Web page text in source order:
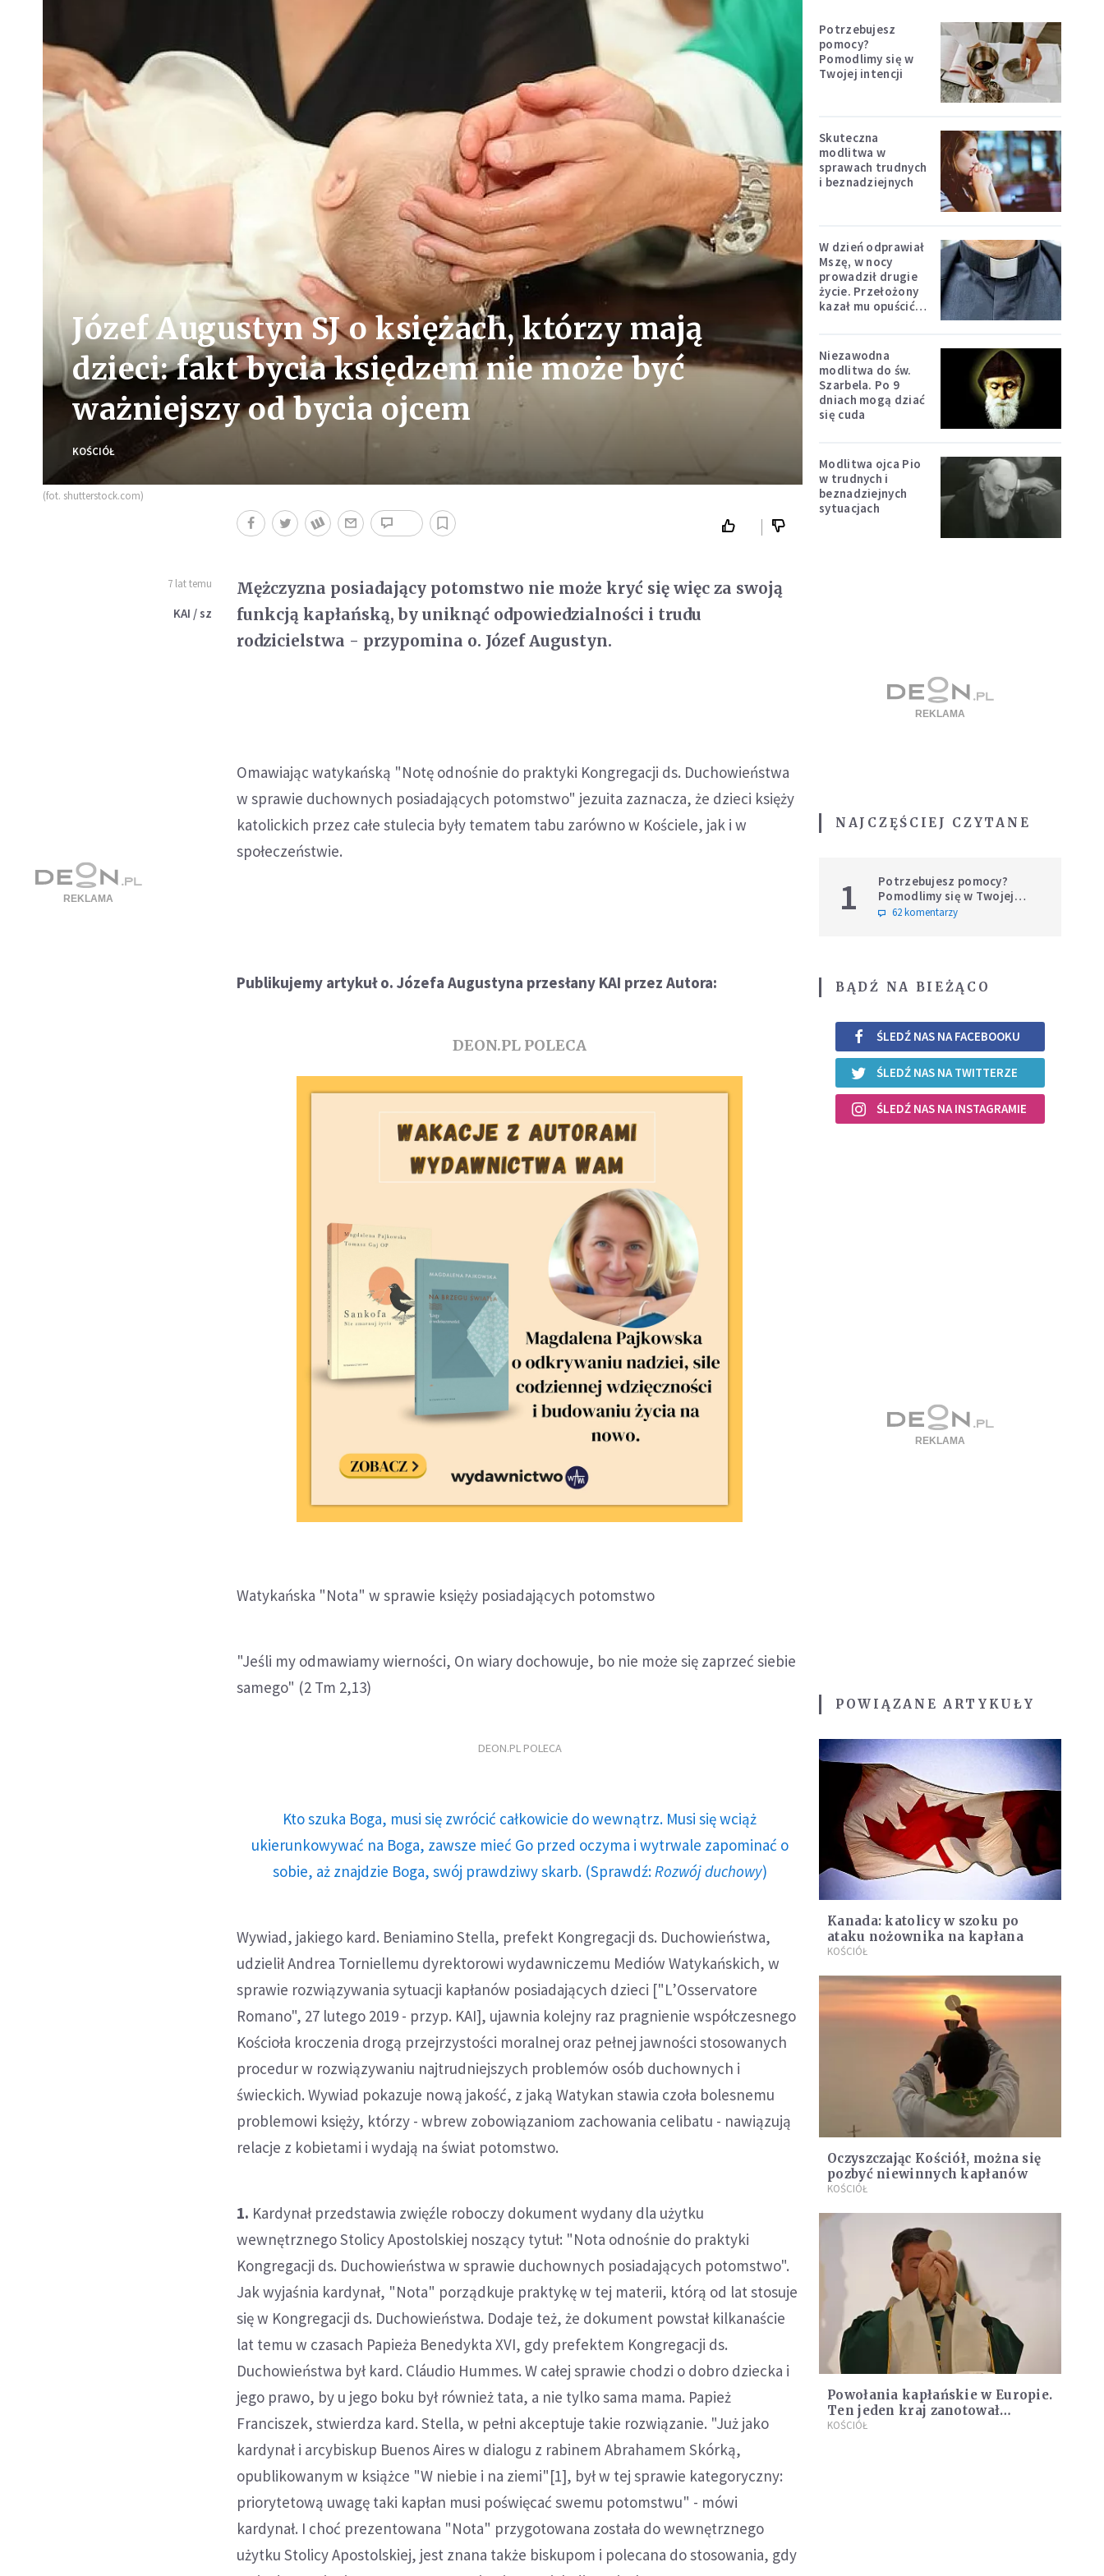
Józef Augustyn SJ o księżach, którzy mają
dzieci: fakt bycia księdzem nie może być
ważniejszy od bycia ojcem
KOŚCIÓŁ
(fot. shutterstock.com)
7 lat temu
KAI / sz
Mężczyzna posiadający potomstwo nie może kryć się więc za swoją
funkcją kapłańską, by uniknąć odpowiedzialności i trudu
rodzicielstwa - przypomina o. Józef Augustyn.
Omawiając watykańską "Notę odnośnie do praktyki Kongregacji ds. Duchowieństwa
w sprawie duchownych posiadających potomstwo" jezuita zaznacza, że dzieci księży
katolickich przez całe stulecia były tematem tabu zarówno w Kościele, jak i w
społeczeństwie.
Publikujemy artykuł o. Józefa Augustyna przesłany KAI przez Autora:
DEON.PL POLECA
Watykańska "Nota" w sprawie księży posiadających potomstwo
"Jeśli my odmawiamy wierności, On wiary dochowuje, bo nie może się zaprzeć siebie
samego" (2 Tm 2,13)
DEON.PL POLECA
Kto szuka Boga, musi się zwrócić całkowicie do wewnątrz. Musi się wciąż
ukierunkowywać na Boga, zawsze mieć Go przed oczyma i wytrwale zapominać o
sobie, aż znajdzie Boga, swój prawdziwy skarb. (Sprawdź: Rozwój duchowy)
Wywiad, jakiego kard. Beniamino Stella, prefekt Kongregacji ds. Duchowieństwa,
udzielił Andrea Torniellemu dyrektorowi wydawniczemu Mediów Watykańskich, w
sprawie rozwiązywania sytuacji kapłanów posiadających dzieci ["L’Osservatore
Romano", 27 lutego 2019 - przyp. KAI], ujawnia kolejny raz pragnienie współczesnego
Kościoła kroczenia drogą przejrzystości moralnej oraz pełnej jawności stosowanych
procedur w rozwiązywaniu najtrudniejszych problemów osób duchownych i
świeckich. Wywiad pokazuje nową jakość, z jaką Watykan stawia czoła bolesnemu
problemowi księży, którzy - wbrew zobowiązaniom zachowania celibatu - nawiązują
relacje z kobietami i wydają na świat potomstwo.
1. Kardynał przedstawia zwięźle roboczy dokument wydany dla użytku
wewnętrznego Stolicy Apostolskiej noszący tytuł: "Nota odnośnie do praktyki
Kongregacji ds. Duchowieństwa w sprawie duchownych posiadających potomstwo".
Jak wyjaśnia kardynał, "Nota" porządkuje praktykę w tej materii, którą od lat stosuje
się w Kongregacji ds. Duchowieństwa. Dodaje też, że dokument powstał kilkanaście
lat temu w czasach Papieża Benedykta XVI, gdy prefektem Kongregacji ds.
Duchowieństwa był kard. Cláudio Hummes. W całej sprawie chodzi o dobro dziecka i
jego prawo, by u jego boku był również tata, a nie tylko sama mama. Papież
Franciszek, stwierdza kard. Stella, w pełni akceptuje takie rozwiązanie. "Już jako
kardynał i arcybiskup Buenos Aires w dialogu z rabinem Abrahamem Skórką,
opublikowanym w książce "W niebie i na ziemi"[1], był w tej sprawie kategoryczny:
priorytetową uwagę taki kapłan musi poświęcać swemu potomstwu" - mówi
kardynał. I choć prezentowana "Nota" przygotowana została do wewnętrznego
użytku Stolicy Apostolskiej, jest znana także biskupom i polecana do stosowania, gdy
Potrzebujesz
pomocy?
Pomodlimy się w
Twojej intencji
Skuteczna
modlitwa w
sprawach trudnych
i beznadziejnych
W dzień odprawiał
Mszę, w nocy
prowadził drugie
życie. Przełożony
kazał mu opuścić
Niezawodna
modlitwa do św.
Szarbela. Po 9
dniach mogą dziać
się cuda
Modlitwa ojca Pio
w trudnych i
beznadziejnych
sytuacjach
NAJCZĘŚCIEJ CZYTANE
1
Potrzebujesz pomocy?
Pomodlimy się w Twojej
intencji
62 komentarzy
BĄDŹ NA BIEŻĄCO
ŚLEDŹ NAS NA FACEBOOKU
ŚLEDŹ NAS NA TWITTERZE
ŚLEDŹ NAS NA INSTAGRAMIE
POWIĄZANE ARTYKUŁY
Kanada: katolicy w szoku po
ataku nożownika na kapłana
KOŚCIÓŁ
Oczyszczając Kościół, można się
pozbyć niewinnych kapłanów
KOŚCIÓŁ
Powołania kapłańskie w Europie.
Ten jeden kraj zanotował
gigantyczny wzrost
KOŚCIÓŁ